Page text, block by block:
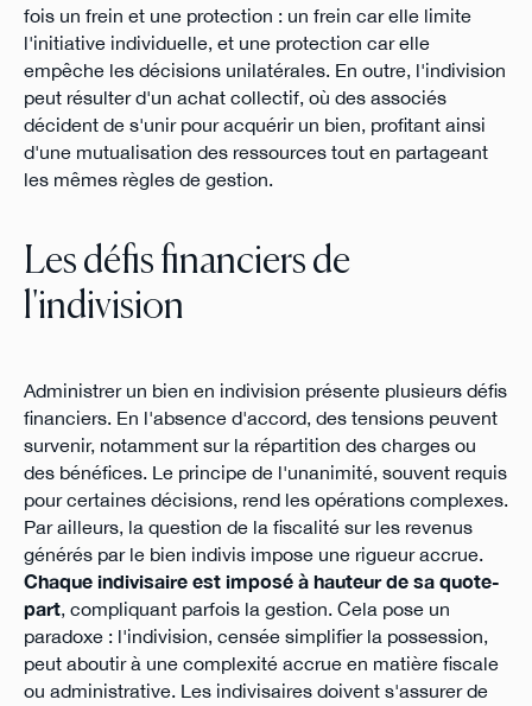
fois un frein et une protection : un frein car elle limite
l'initiative individuelle, et une protection car elle
empêche les décisions unilatérales. En outre, l'indivision
peut résulter d'un achat collectif, où des associés
décident de s'unir pour acquérir un bien, profitant ainsi
d'une mutualisation des ressources tout en partageant
les mêmes règles de gestion.
Les défis financiers de
l'indivision
Administrer un bien en indivision présente plusieurs défis
financiers. En l'absence d'accord, des tensions peuvent
survenir, notamment sur la répartition des charges ou
des bénéfices. Le principe de l'unanimité, souvent requis
pour certaines décisions, rend les opérations complexes.
Par ailleurs, la question de la fiscalité sur les revenus
générés par le bien indivis impose une rigueur accrue.
Chaque indivisaire est imposé à hauteur de sa quote-
part, compliquant parfois la gestion. Cela pose un
paradoxe : l'indivision, censée simplifier la possession,
peut aboutir à une complexité accrue en matière fiscale
ou administrative. Les indivisaires doivent s'assurer de